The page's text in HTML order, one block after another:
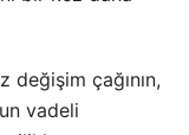
çağının,
vadeli